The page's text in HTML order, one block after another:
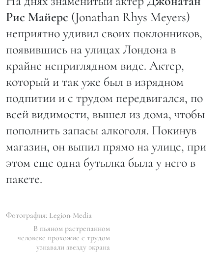
Рис Майерс (Jonathan Rhys Meyers)
неприятно удивил своих поклонников,
появившись на улицах Лондона в
крайне неприглядном виде. Актер,
который и так уже был в изрядном
подпитии и с трудом передвигался, по
всей видимости, вышел из дома, чтобы
пополнить запасы алкоголя. Покинув
магазин, он выпил прямо на улице, при
этом еще одна бутылка была у него в
пакете.
Фотография: Legion-Media
В пьяном растрепанном
человеке прохожие с трудом
узнавали звезду экрана